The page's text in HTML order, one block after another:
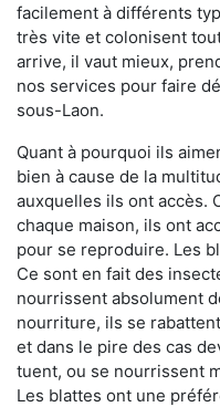
facilement à différents
très vite et colonisent
arrive, il vaut mieux,
nos services pour faire
sous-Laon.
Quant à pourquoi ils
bien à cause de la
auxquelles ils ont accès.
chaque maison, ils ont
pour se reproduire. Les
Ce sont en fait des
nourrissent absolument
nourriture, ils se
et dans le pire des cas
tuent, ou se nourrissent
Les blattes ont une